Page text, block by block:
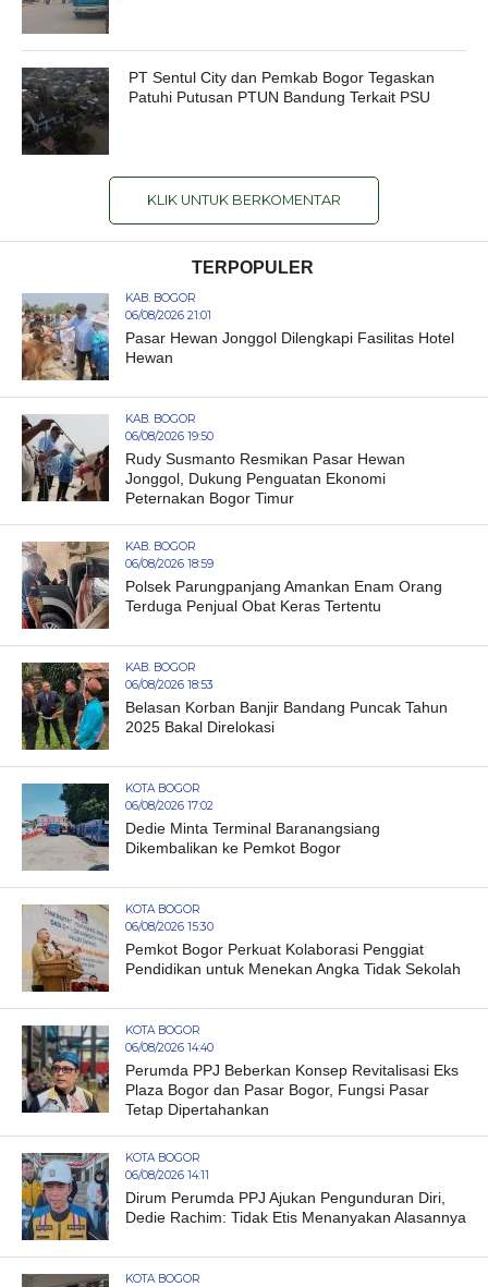
PT Sentul City dan Pemkab Bogor Tegaskan
Patuhi Putusan PTUN Bandung Terkait PSU
KLIK UNTUK BERKOMENTAR
TERPOPULER
KAB. BOGOR
06/08/2026 21:01
Pasar Hewan Jonggol Dilengkapi Fasilitas Hotel
Hewan
KAB. BOGOR
06/08/2026 19:50
Rudy Susmanto Resmikan Pasar Hewan
Jonggol, Dukung Penguatan Ekonomi
Peternakan Bogor Timur
KAB. BOGOR
06/08/2026 18:59
Polsek Parungpanjang Amankan Enam Orang
Terduga Penjual Obat Keras Tertentu
KAB. BOGOR
06/08/2026 18:53
Belasan Korban Banjir Bandang Puncak Tahun
2025 Bakal Direlokasi
KOTA BOGOR
06/08/2026 17:02
Dedie Minta Terminal Baranangsiang
Dikembalikan ke Pemkot Bogor
KOTA BOGOR
06/08/2026 15:30
Pemkot Bogor Perkuat Kolaborasi Penggiat
Pendidikan untuk Menekan Angka Tidak Sekolah
KOTA BOGOR
06/08/2026 14:40
Perumda PPJ Beberkan Konsep Revitalisasi Eks
Plaza Bogor dan Pasar Bogor, Fungsi Pasar
Tetap Dipertahankan
KOTA BOGOR
06/08/2026 14:11
Dirum Perumda PPJ Ajukan Pengunduran Diri,
Dedie Rachim: Tidak Etis Menanyakan Alasannya
KOTA BOGOR